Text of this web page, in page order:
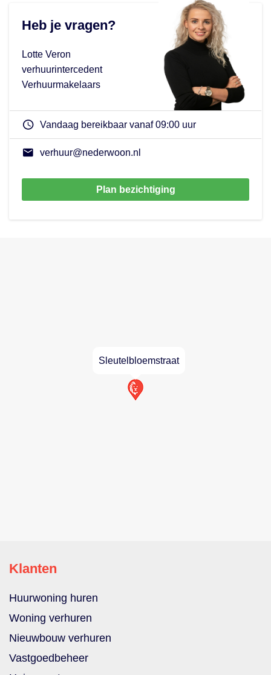
Heb je vragen?
Lotte Veron
verhuurintercedent
Verhuurmakelaars
Vandaag bereikbaar vanaf 09:00 uur
verhuur@nederwoon.nl
Plan bezichtiging
Sleutelbloemstraat
Klanten
Huurwoning huren
Woning verhuren
Nieuwbouw verhuren
Vastgoedbeheer